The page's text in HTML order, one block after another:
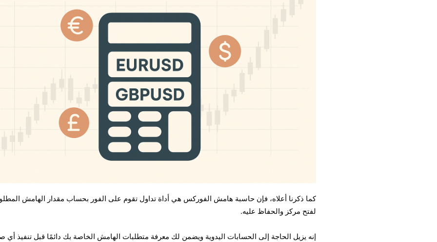
كما ذكرنا أعلاه، فإن حاسبة هامش الفوركس هي أداة تداول تقوم على الفور بحساب مقدار الهامش
لفتح مركز والحفاظ عليه.
إنه يزيل الحاجة إلى الحسابات اليدوية ويضمن لك معرفة متطلبات الهامش الخاصة بك دائمًا قبل تنفيذ أي